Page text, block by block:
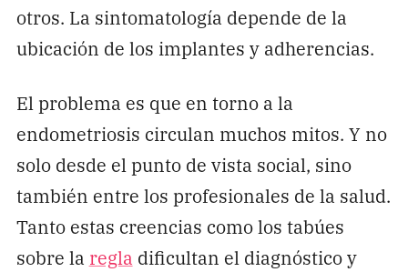
otros. La sintomatología depende de la
ubicación de los implantes y adherencias.
El problema es que en torno a la
endometriosis circulan muchos mitos. Y no
solo desde el punto de vista social, sino
también entre los profesionales de la salud.
Tanto estas creencias como los tabúes
sobre la regla dificultan el diagnóstico y